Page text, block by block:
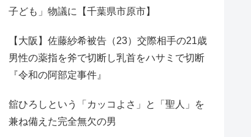
子ども」物議に【千葉県市原市】
【大阪】佐藤紗希被告（23）交際相手の21歳
男性の薬指を斧で切断し乳首をハサミで切断
『令和の阿部定事件』
舘ひろしという「カッコよさ」と「聖人」を
兼ね備えた完全無欠の男